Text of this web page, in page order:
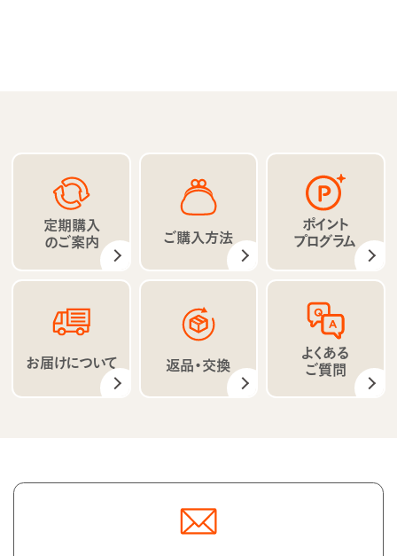
定期購入
のご案内 ご購入方法
ポイント
プログラム
お届けについて 返品・交換
よくある
ご質問